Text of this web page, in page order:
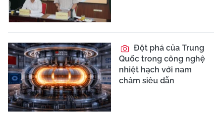
Đột phá của Trung
Quốc trong công nghệ
nhiệt hạch với nam
châm siêu dẫn